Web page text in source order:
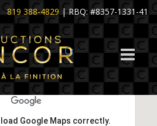
819 388-4829| RBQ: #8357-1331-41
Constructions
Google Maps correctly.